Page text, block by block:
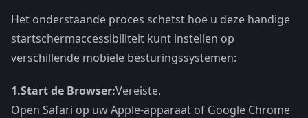
Het onderstaande proces schetst hoe u deze handige
startschermaccessibiliteit kunt instellen op
verschillende mobiele besturingssystemen:
1.Start de Browser:Vereiste.
Open Safari op uw Apple-apparaat of Google Chrome